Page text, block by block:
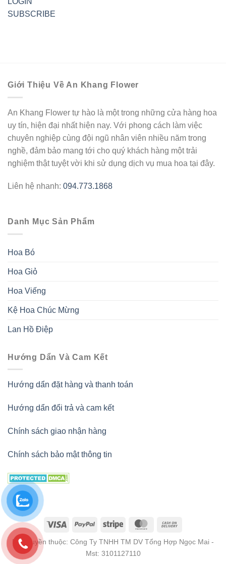
SUBSCRIBE
Giới Thiệu Về An Khang Flower
An Khang Flower tự hào là một trong những cửa hàng hoa
uy tín, hiện đại nhất hiện nay. Với phong cách làm việc
chuyên nghiệp cùng đội ngũ nhân viên nhiều năm trong
nghề, đảm bảo mang tới cho quý khách hàng một trải
nghiệm thật tuyệt vời khi sử dụng dịch vụ mua hoa tại đây.
Liên hệ nhanh: 094.773.1868
Danh Mục Sản Phẩm
Hoa Bó
Hoa Giỏ
Hoa Viếng
Kệ Hoa Chúc Mừng
Lan Hồ Điệp
Hướng Dẩn Và Cam Kết
Hướng dẩn đặt hàng và thanh toán
Hướng dẩn đổi trả và cam kết
Chính sách giao nhận hàng
Chính sách bảo mật thông tin
Bản quyền thuộc: Công Ty TNHH TM DV Tổng Hợp Ngọc Mai -
Mst: 3101127110